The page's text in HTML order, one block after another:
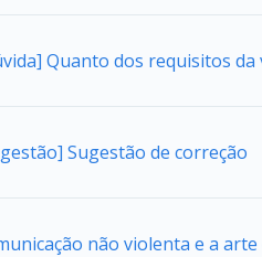
Quanto dos requisitos
Sugestão de correção
não violenta e a arte